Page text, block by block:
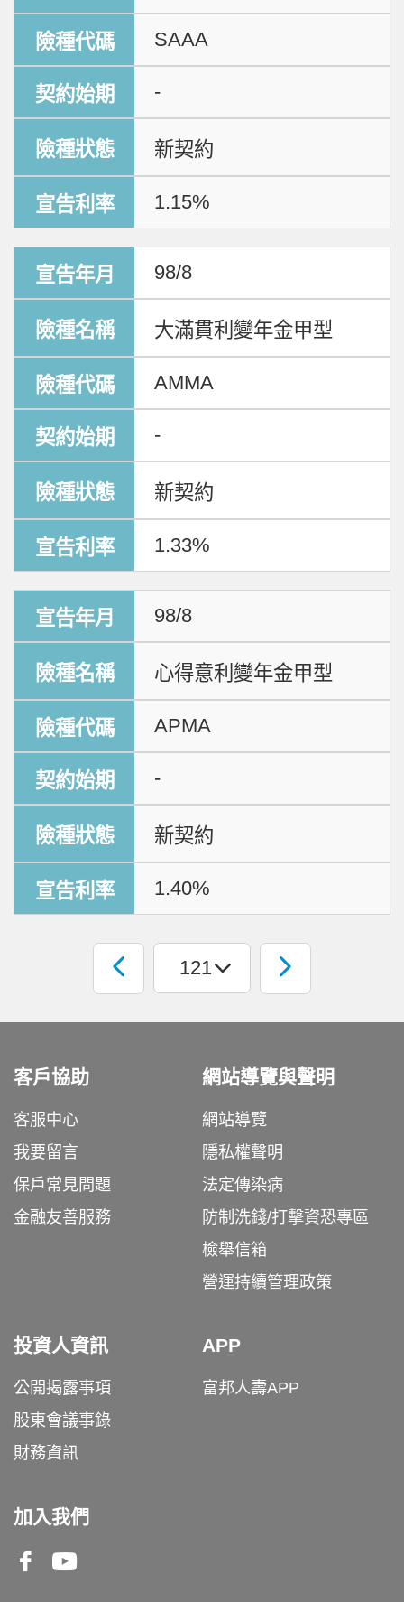
SAAA
-
新契約
1.15%
98/8
大滿貫利變年金甲型
AMMA
-
新契約
1.33%
98/8
心得意利變年金甲型
APMA
-
新契約
1.40%
客戶協助
客服中心
我要留言
保戶常見問題
金融友善服務
網站導覽與聲明
網站導覽
隱私權聲明
法定傳染病
防制洗錢/打擊資恐專區
檢舉信箱
營運持續管理政策
投資人資訊
公開揭露事項
股東會議事錄
財務資訊
APP
富邦人壽APP
加入我們